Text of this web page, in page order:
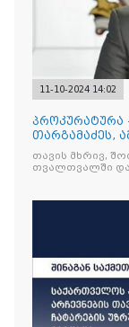
11-10-2024 14:02
პროკურატურა
თარგამაძეს,
თვალთვალი
რომელმაც
თავის მხრივ,
თვალთვალში და